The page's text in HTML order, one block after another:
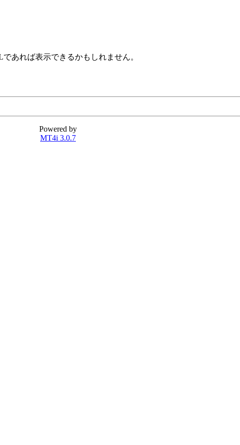
あれば表示できるかもしれません。
Powered by
MT4i 3.0.7